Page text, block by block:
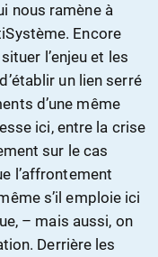
nous ramène à
Encore
l’enjeu et les
un lien serré
d’une même
ici, entre la crise
sur le cas
l’affrontement
s’il emploie ici
– mais aussi, on
Derrière les